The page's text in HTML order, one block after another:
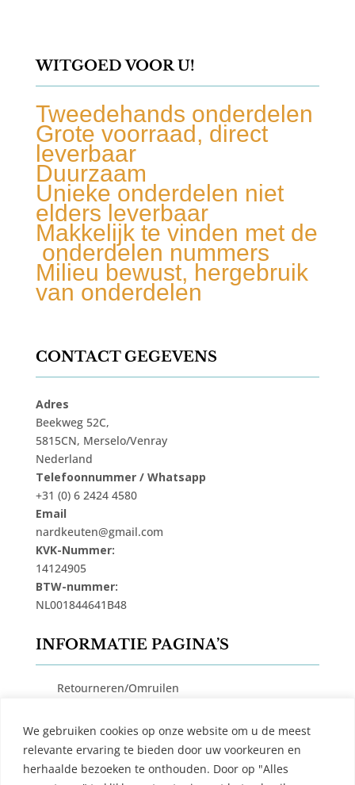
We gebruiken cookies op onze website om u de meest
relevante ervaring te bieden door uw voorkeuren en
herhaalde bezoeken te onthouden. Door op "Alles
WITGOED VOOR U!
Tweedehands onderdelen
Grote voorraad, direct
leverbaar
Duurzaam
Unieke onderdelen niet
elders leverbaar
Makkelijk te vinden met de
onderdelen nummers
Milieu bewust, hergebruik
van onderdelen
CONTACT GEGEVENS
Adres
Beekweg 52C,
5815CN, Merselo/Venray
Nederland
Telefoonnummer / Whatsapp
+31 (0) 6 2424 4580
Email
nardkeuten@gmail.com
KVK-Nummer:
14124905
BTW-nummer:
NL001844641B48
INFORMATIE PAGINA’S
Retourneren/Omruilen
Cookiebeleid
Algemene Voorwaarden